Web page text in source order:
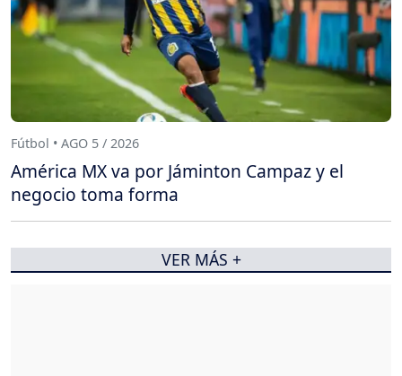
Fútbol • AGO 5 / 2026
América MX va por Jáminton Campaz y el
negocio toma forma
VER MÁS +